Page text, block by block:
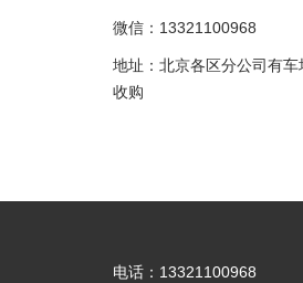
微信：13321100968
地址：北京各区分公司有车
收购
电话：13321100968